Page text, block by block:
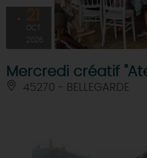
21
OCT
2026
Mercredi créatif
45270 - BELLEGARDE